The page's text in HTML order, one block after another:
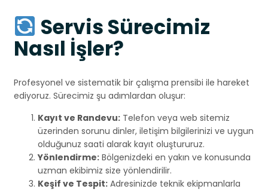
Servis Sürecimiz
Nasıl İşler?
Profesyonel ve sistematik bir çalışma prensibi ile hareket
ediyoruz. Sürecimiz şu adımlardan oluşur:
Kayıt ve Randevu: Telefon veya web sitemiz
üzerinden sorunu dinler, iletişim bilgilerinizi ve uygun
olduğunuz saati alarak kayıt oluştururuz.
Yönlendirme: Bölgenizdeki en yakın ve konusunda
uzman ekibimiz size yönlendirilir.
Keşif ve Tespit: Adresinizde teknik ekipmanlarla